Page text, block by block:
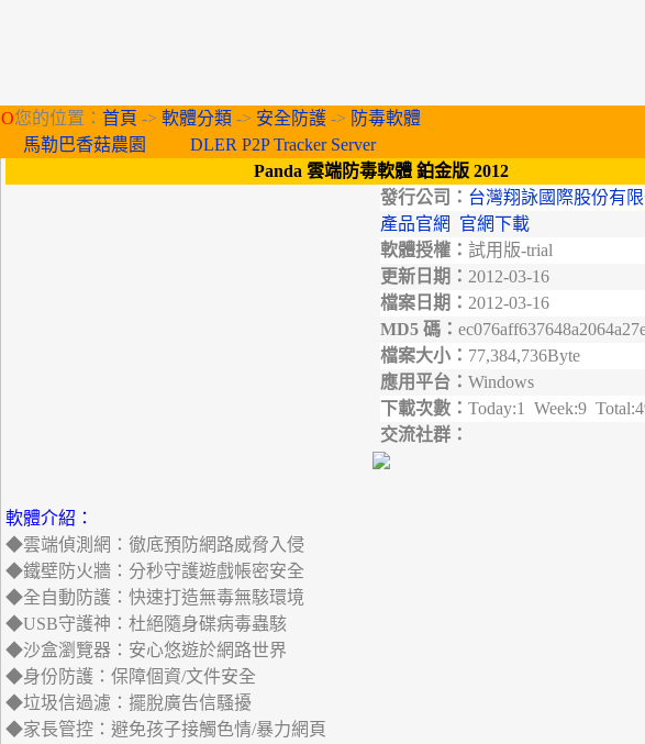
O您的位置： 首頁 -> 軟體分類 -> 安全防護 -> 防毒軟體
馬勒巴香菇農園
DLER P2P Tracker Server
Panda 雲端防毒軟體 鉑金版 2012
發行公司： 台灣翔詠國際股份有限
產品官網
官網下載
軟體授權： 試用版-trial
更新日期： 2012-03-16
檔案日期： 2012-03-16
MD5 碼：
檔案大小： 77,384,736Byte
應用平台： Windows
下載次數： Today:1 Week:9
交流社群：
軟體介紹：
◆雲端偵測網：徹底預防網路威脅入侵
◆鐵壁防火牆：分秒守護遊戲帳密安全
◆全自動防護：快速打造無毒無駭環境
◆USB守護神：杜絕隨身碟病毒蟲駭
◆沙盒瀏覽器：安心悠遊於網路世界
◆身份防護：保障個資/文件安全
◆垃圾信過濾：擺脫廣告信騷擾
◆家長管控：避免孩子接觸色情/暴力網頁